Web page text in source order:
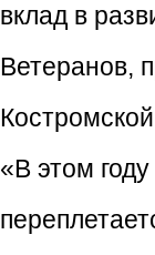
вклад в
Ветеранов,
«В этом